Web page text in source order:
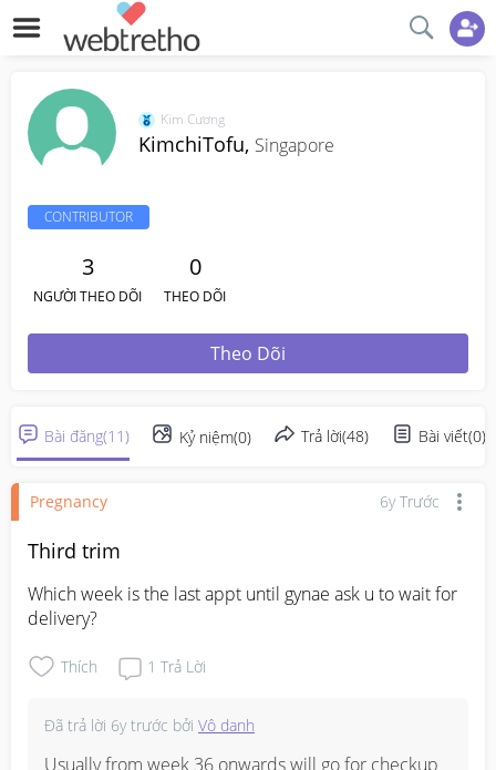
Kim Cương
KimchiTofu, Singapore
CONTRIBUTOR
3
NGƯỜI THEO DÕI
0
THEO DÕI
Theo Dõi
Bài đăng(11) Kỷ niệm(0) Trả lời(48) Bài viết(0)
Pregnancy 6y Trước
Third trim
Which week is the last appt until gynae ask u to wait for
delivery?
Thích 1 Trả Lời
Đã trả lời 6y trước bởi Vô danh
Usually from week 36 onwards will go for checkup